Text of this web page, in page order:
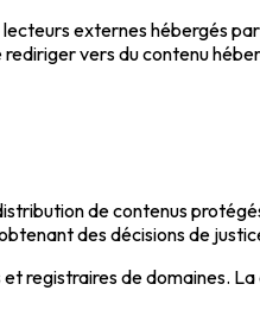
externes hébergés
vers du contenu
de contenus
des décisions de
registraires de domaines.